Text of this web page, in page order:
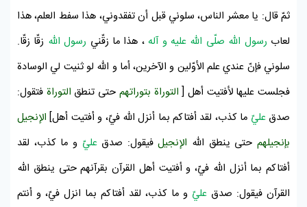
ثمّ قال: يا معشر الناس، سلوني قبل أن تفقدوني، هذا سفط العلم، هذا
لعاب رسول اللّه صلّى اللّه عليه و آله، هذا ما زقّني رسول اللّه زقّا زقّا.
سلوني فإنّ عندي علم الأوّلين و الآخرين، أما و اللّه لو ثنيت لي الوسادة
فجلست عليها لأفتيت أهل [التوراة بتوراتهم حتى تنطق التوراة فتقول:
صدقعليّ ما كذب، لقد أفتاكم بما أنزل اللّه فيّ، و أفتيت أهل] الإنجيل
بإنجيلهمحتى ينطق اللّه الإنجيلفيقول: صدقعليّ و ما كذب، لقد
أفتاكم بما أنزل اللّه فيّ، و أفتيتأهل القرآن بقرآنهمحتى ينطق اللّه
القرآن فيقول: صدق عليّ و ما كذب، لقد أفتاكم بما انزل فيّ، و أنتم